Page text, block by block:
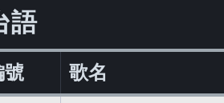
語
號
歌名